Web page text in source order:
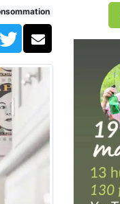
TwitterCourriel